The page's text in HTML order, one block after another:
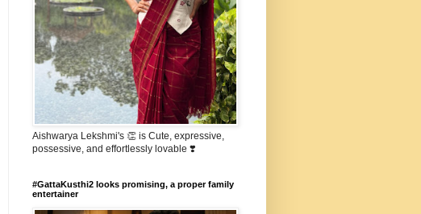
Aishwarya Lekshmi's 👏 is Cute, expressive,
possessive, and effortlessly lovable ❣️
#GattaKusthi2 looks promising, a proper family
entertainer